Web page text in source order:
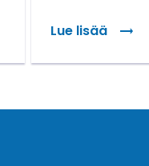
Lue lisää